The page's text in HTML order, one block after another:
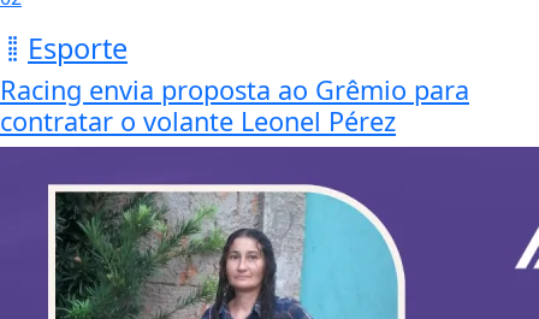
Esporte
Racing envia proposta ao Grêmio para
contratar o volante Leonel Pérez